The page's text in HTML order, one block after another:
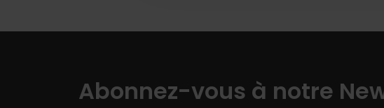
Abonnez-vous à notre